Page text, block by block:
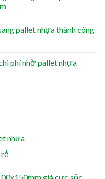
pallet nhựa thành công
phí nhờ pallet nhựa
nhựa
rẻ